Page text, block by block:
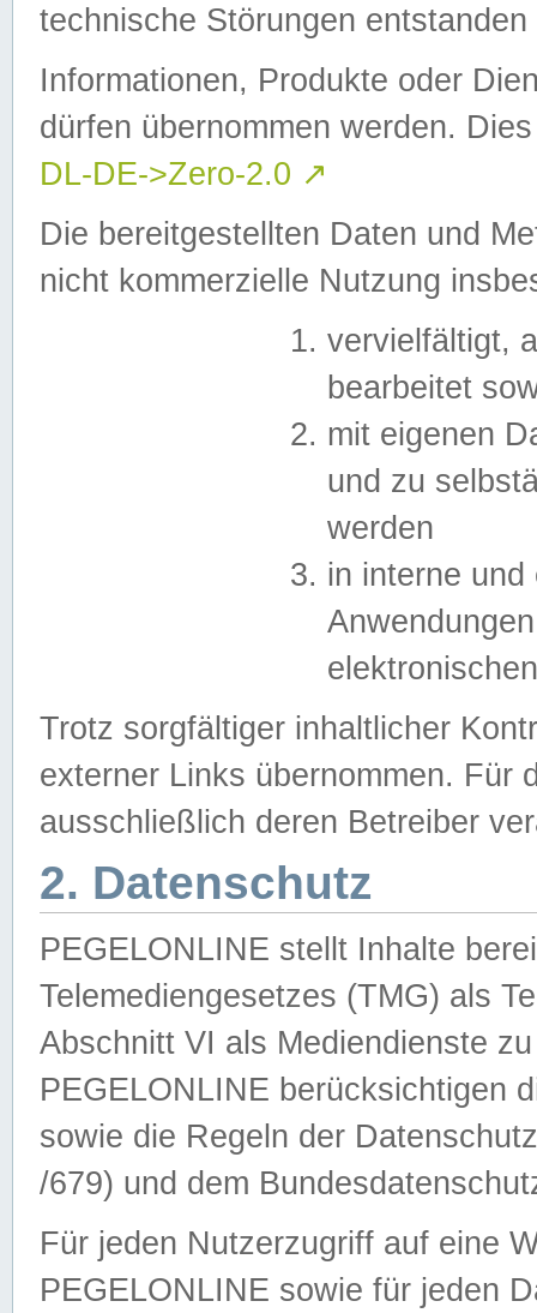
technische Störungen
Informationen, Produkte oder
dürfen übernommen werden.
DL-DE->Zero-2.0 ↗
Die bereitgestellten Daten und
nicht kommerzielle Nutzung
vervielfältigt,
bearbeitet
mit eigenen
und zu
werden
in interne
Trotz sorgfältiger inhaltlicher
externer Links übernommen. Für
ausschließlich deren Betreiber
2. Datenschutz
PEGELONLINE stellt Inhalte
Telemediengesetzes (TMG) als
Abschnitt VI als Mediendienste
PEGELONLINE berücksichtigen
sowie die Regeln der
/679) und dem
Für jeden Nutzerzugriff auf eine
PEGELONLINE sowie für jeden